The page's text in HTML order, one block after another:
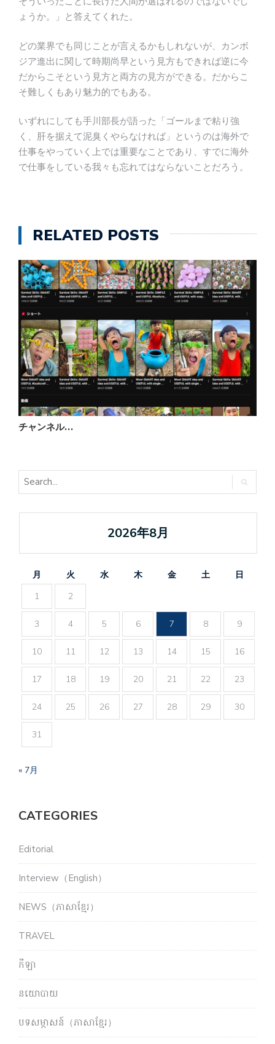
ょうか。」と答えてくれた。
どの業界でも同じことが言えるかもしれないが、カンボ
ジア進出に関して時期尚早という見方もできれば逆に今
だからこそという見方と両方の見方ができる。だからこ
そ難しくもあり魅力的でもある。
いずれにしても手川部長が語った「ゴールまで粘り強
く、肝を据えて泥臭くやらなければ」というのは海外で
仕事をやっていく上では重要なことであり、すでに海外
で仕事をしている我々も忘れてはならないことだろう。
RELATED POSTS
チャンネル…
2026年8月
月 火 水 木 金 土
日
1
2
3 4 5 6 7 8 9
10 11 12 13 14 15 16
17 18 19 20 21 22 23
24 25 26 27 28 29 30
31
« 7月
CATEGORIES
Editorial
Interview（English）
NEWS（ភាសាខ្មែរ）
TRAVEL
កីឡា
នយោបាយ
បទសម្ភាសន៍（ភាសាខ្មែរ）